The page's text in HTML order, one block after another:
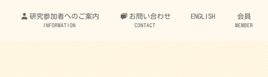
研究参加者へのご案内
INFORMATION
お問い合わせ
CONTACT
ENGLISH 会員
MEMBER